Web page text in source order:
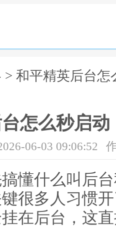
> 和平精英后台
怎么秒启
06-03 09:06:52
懂什么叫后
很多人习惯
在后台，这